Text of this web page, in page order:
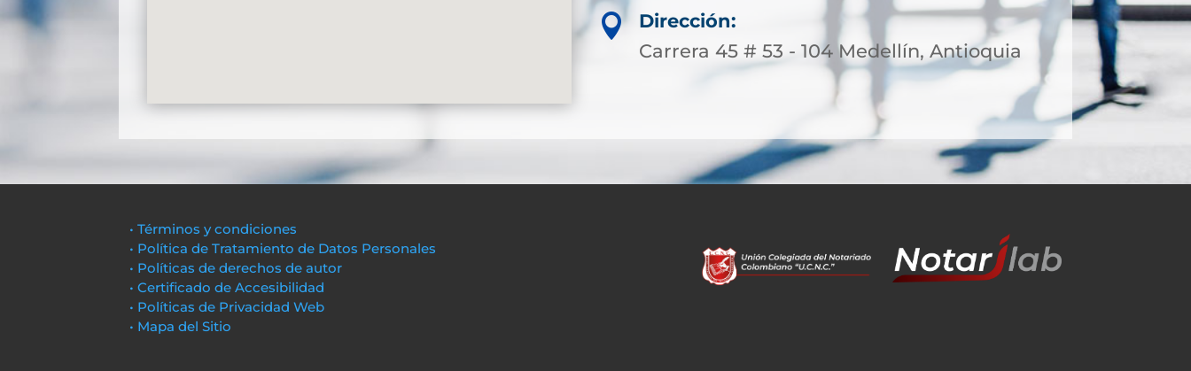

Dirección:
Carrera 45 # 53 - 104 Medellín, Antioquia
• Términos y condiciones
• Política de Tratamiento de Datos Personales
• Políticas de derechos de autor
• Certificado de Accesibilidad
• Políticas de Privacidad Web
• Mapa del Sitio